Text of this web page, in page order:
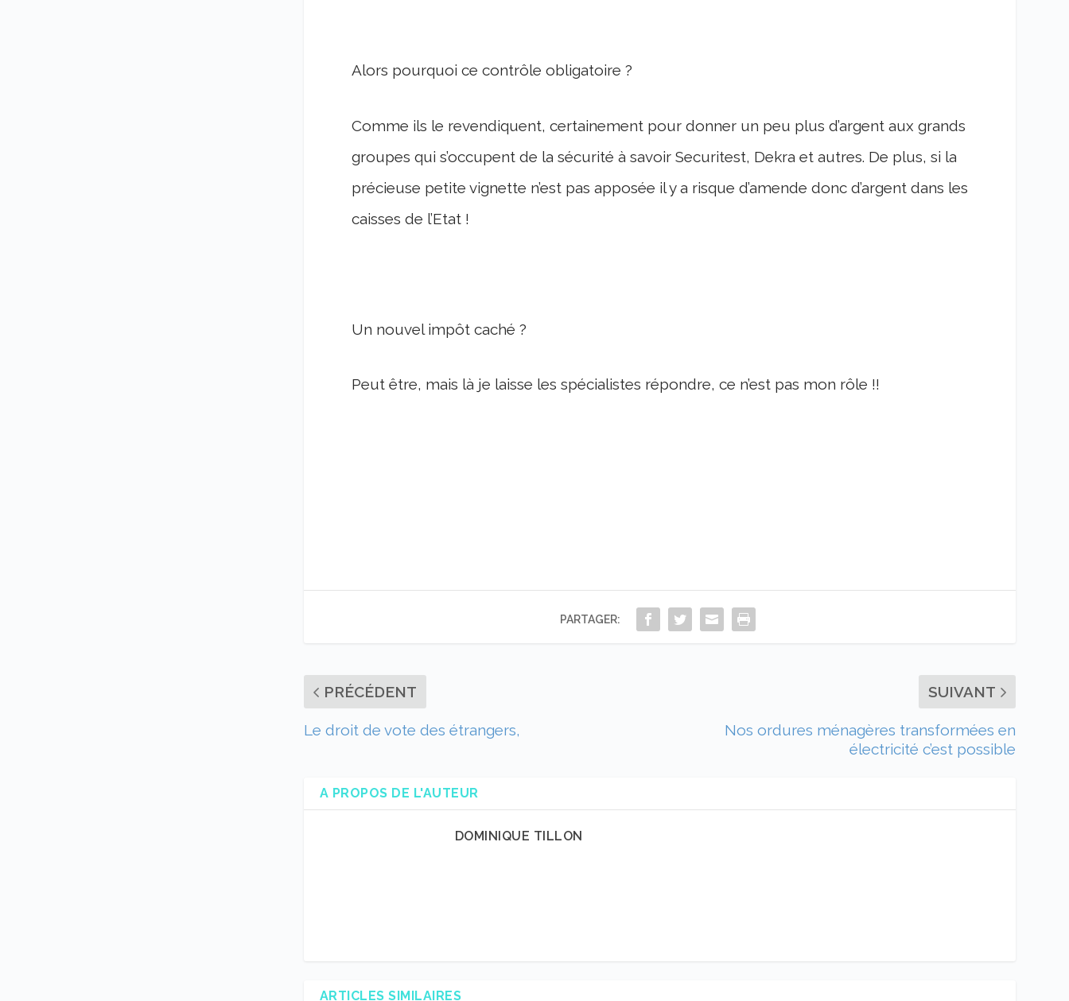
Alors pourquoi ce contrôle obligatoire ?
Comme ils le revendiquent, certainement pour donner un peu plus d’argent aux grands
groupes qui s’occupent de la sécurité à savoir Securitest, Dekra et autres. De plus, si la
précieuse petite vignette n’est pas apposée il y a risque d’amende donc d’argent dans les
caisses de l’Etat !
Un nouvel impôt caché ?
Peut être, mais là je laisse les spécialistes répondre, ce n’est pas mon rôle !!
PARTAGER:
PRÉCÉDENT
Le droit de vote des étrangers,
SUIVANT
Nos ordures ménagères transformées en
électricité c’est possible
A PROPOS DE L'AUTEUR
DOMINIQUE TILLON
ARTICLES SIMILAIRES